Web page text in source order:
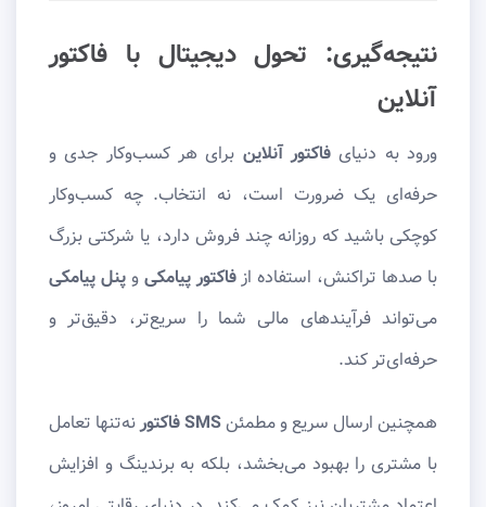
نتیجه‌گیری: تحول دیجیتال با فاکتور
آنلاین
ورود به دنیای فاکتور آنلاین برای هر کسب‌وکار جدی و
حرفه‌ای یک ضرورت است، نه انتخاب. چه کسب‌وکار
کوچکی باشید که روزانه چند فروش دارد، یا شرکتی بزرگ
با صدها تراکنش، استفاده ازفاکتور پیامکی وپنل پیامکی
می‌تواند فرآیندهای مالی شما را سریع‌تر، دقیق‌تر و
حرفه‌ای‌تر کند.
همچنین ارسال سریع و مطمئنSMS فاکتور
نه‌تنها تعامل
با مشتری را بهبود می‌بخشد، بلکه به برندینگ و افزایش